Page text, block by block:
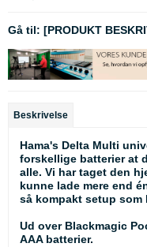
Gå til: [PRODUKT
Beskrivelse
Hama's Delta Multi
forskellige batterier at
alle. Vi har taget den
kunne lade mere end
så kompakt setup som
Ud over Blackmagic
AAA batterier.